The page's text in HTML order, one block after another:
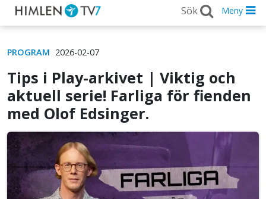
Meny
PROGRAM 2026-02-07
Tips i Play-arkivet | Viktig och
aktuell serie! Farliga för fienden
med Olof Edsinger.